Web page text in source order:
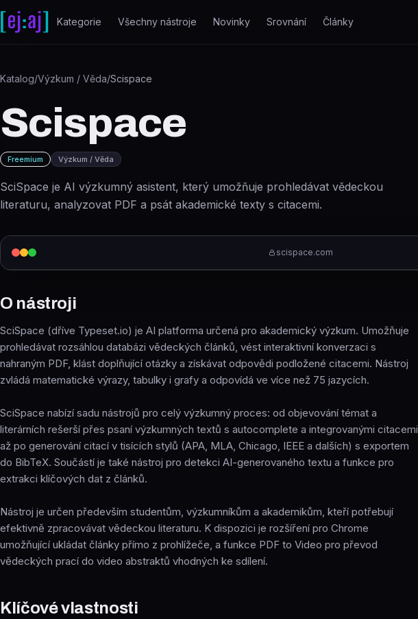
Přeskočit na obsah
Kategorie Všechny nástroje Novinky Srovnání Články
Katalog/Výzkum / Věda/Scispace
Scispace
Freemium Výzkum / Věda
SciSpace je AI výzkumný asistent, který umožňuje prohledávat vědeckou
literaturu, analyzovat PDF a psát akademické texty s citacemi.
scispace.com
O nástroji
SciSpace (dříve Typeset.io) je AI platforma určená pro akademický výzkum. Umožňuje
prohledávat rozsáhlou databázi vědeckých článků, vést interaktivní konverzaci s
nahraným PDF, klást doplňující otázky a získávat odpovědi podložené citacemi. Nástroj
zvládá matematické výrazy, tabulky i grafy a odpovídá ve více než 75 jazycích.
SciSpace nabízí sadu nástrojů pro celý výzkumný proces: od objevování témat a
literárních rešerší přes psaní výzkumných textů s autocomplete a integrovanými citacemi
až po generování citací v tisících stylů (APA, MLA, Chicago, IEEE a dalších) s exportem
do BibTeX. Součástí je také nástroj pro detekci AI-generovaného textu a funkce pro
extrakci klíčových dat z článků.
Nástroj je určen především studentům, výzkumníkům a akademikům, kteří potřebují
efektivně zpracovávat vědeckou literaturu. K dispozici je rozšíření pro Chrome
umožňující ukládat články přímo z prohlížeče, a funkce PDF to Video pro převod
vědeckých prací do video abstraktů vhodných ke sdílení.
Klíčové vlastnosti